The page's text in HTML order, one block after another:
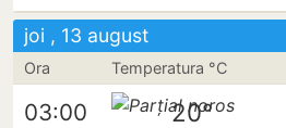
joi , 13 august
Ora Temperatura °C
03:00 20°